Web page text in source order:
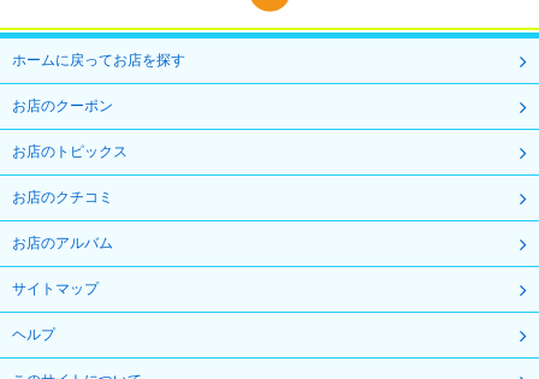
ホームに戻ってお店を探す
お店のクーポン
お店のトピックス
お店のクチコミ
お店のアルバム
サイトマップ
ヘルプ